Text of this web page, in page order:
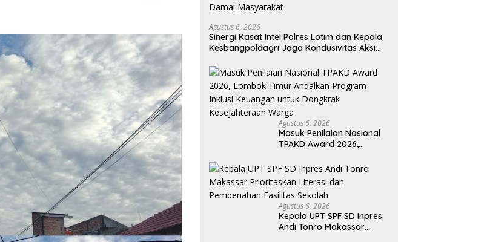
Agustus 6, 2026
Sinergi Kasat Intel Polres Lotim dan Kepala
Kesbangpoldagri Jaga Kondusivitas Aksi
Agustus 6, 2026
Masuk Penilaian Nasional
TPAKD Award 2026,
Program Inklusi Keuangan
untuk Dongkrak
Kesejahteraan Warga
Agustus 6, 2026
Kepala UPT SPF SD Inpres
Andi Tonro Makassar